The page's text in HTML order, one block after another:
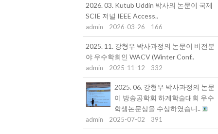
2026. 03. Kutub Uddin 박사의 논문이 국제
SCIE 저널 IEEE Access..
admin 2026-03-26 166
2025. 11. 강형우 박사과정의 논문이 비전분
야 우수학회인 WACV (Winter Conf..
admin 2025-11-12 332
2025. 06. 강형우 박사과정의 논문
이 방송공학회 하계학술대회 우수
학생논문상을 수상하였습니..
admin 2025-07-02 391